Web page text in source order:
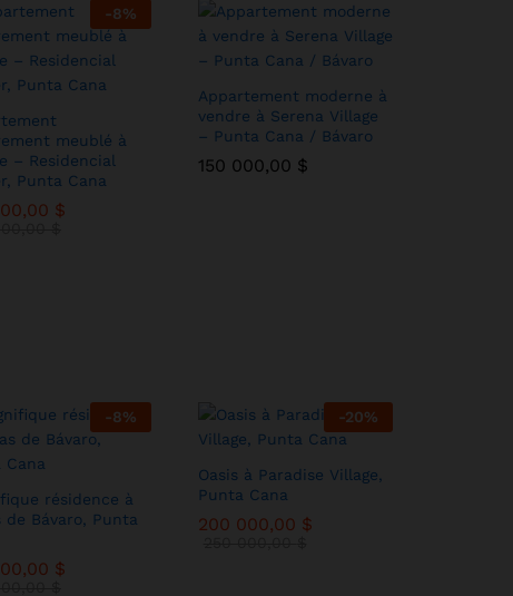
-8%
meublé à
– Residencial
Punta Cana
$
$
Appartement moderne à
vendre à Serena Village
– Punta Cana / Bávaro
150 000,00 $
150 000,00 $
-8%
résidence à
de Bávaro, Punta
$
$
-20%
Oasis à Paradise Village,
Punta Cana
200 000,00 $
200 000,00 $